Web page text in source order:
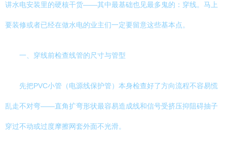
讲水电安装里的硬核干货——其中最基础也见最多鬼的：穿线。马上
要装修或者已经在做水电的业主们一定要留意这些基本点。
一、穿线前检查线管的尺寸与管型
先把PVC小管（电源线保护管）本身检查好了方向流程不容易慌
乱走不对弯——直角扩弯形状最容易造成线和信号受挤压抑阻碍抽子
穿过不动或过度摩擦网套外面不光滑。